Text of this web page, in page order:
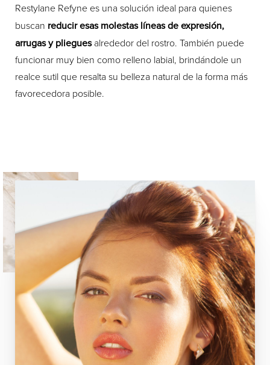
Restylane Refyne es una solución ideal para quienes
buscan reducir esas molestas líneas de expresión,
arrugas y plieguesalrededor del rostro. También puede
funcionar muy bien como relleno labial, brindándole un
realce sutil que resalta su belleza natural de la forma más
favorecedora posible.